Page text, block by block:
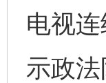
电视
示政